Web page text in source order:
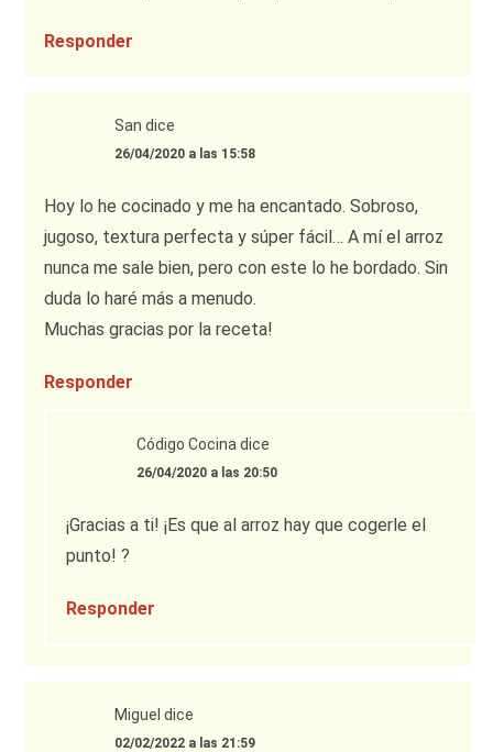
Responder
San dice
26/04/2020 a las 15:58
Hoy lo he cocinado y me ha encantado. Sobroso,
jugoso, textura perfecta y súper fácil… A mí el arroz
nunca me sale bien, pero con este lo he bordado. Sin
duda lo haré más a menudo.
Muchas gracias por la receta!
Responder
Código Cocina dice
26/04/2020 a las 20:50
¡Gracias a ti! ¡Es que al arroz hay que cogerle el
punto! ?
Responder
Miguel dice
02/02/2022 a las 21:59